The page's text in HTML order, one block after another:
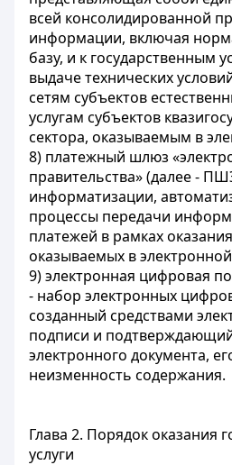
всей консолидированной
информации, включая
базу, и к государственным
выдаче технических
сетям субъектов
услугам субъектов
сектора, оказываемым в
8) платежный шлюз
правительства» (далее -
информатизации,
процессы передачи
платежей в рамках
оказываемых в
9) электронная цифровая
- набор электронных
созданный средствами
подписи и
электронного документа,
неизменность содержания.
Глава 2. Порядок оказания
услуги